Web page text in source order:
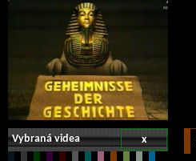
x
Vybraná videa